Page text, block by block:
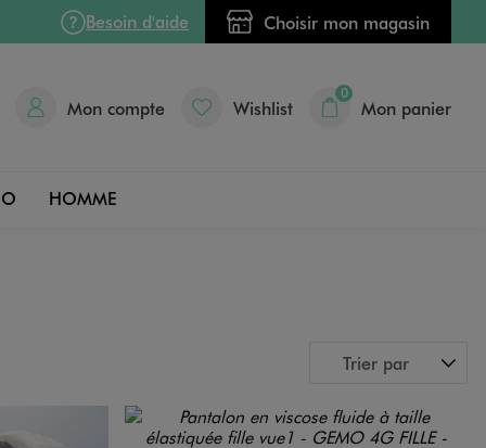
Besoin d'aide Choisir mon magasin
Mon compte Wishlist
0
Mon panier
HOMME
Trier par